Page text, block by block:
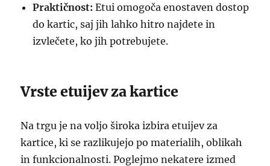
Praktičnost: Etui omogoča enostaven dostop
do kartic, saj jih lahko hitro najdete in
izvlečete, ko jih potrebujete.
Vrste etuijev za kartice
Na trgu je na voljo široka izbira etuijev za
kartice, ki se razlikujejo po materialih, oblikah
in funkcionalnosti. Poglejmo nekatere izmed